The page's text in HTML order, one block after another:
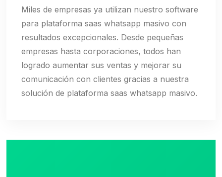
Miles de empresas ya utilizan nuestro software
para plataforma saas whatsapp masivo con
resultados excepcionales. Desde pequeñas
empresas hasta corporaciones, todos han
logrado aumentar sus ventas y mejorar su
comunicación con clientes gracias a nuestra
solución de plataforma saas whatsapp masivo.